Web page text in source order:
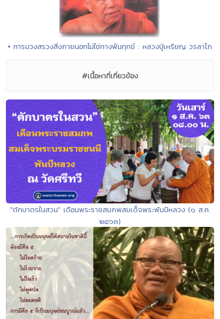
• การบวงสรวงสิ่งภายนอกไม่ใช่ทางพ้นทุกข์ : หลวงปู่เหรียญ วรลาโภ
#เนื้อหาที่เกี่ยวข้อง
"ตักบาตรในสวน" เดือนพระราชสมภพสมเด็จพระพันปีหลวง (๑ ส.ค.
๒๕๖๓)